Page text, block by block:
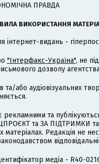
ПРАВДА
ВИКОРИСТАННЯ
видань -
"Інтерфакс-Україна", не
дозволу
або аудіовізуальних
та
та ЗА ПІДТРИМКИ
Редакція не
медіа - R40-